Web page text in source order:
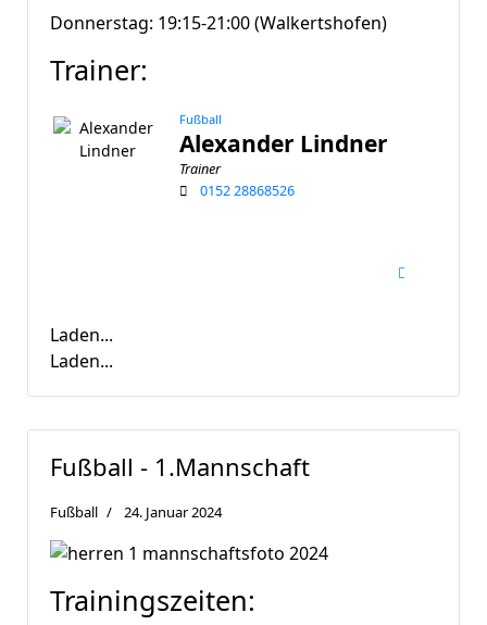
Donnerstag: 19:15-21:00 (Walkertshofen)
Trainer:
Fußball
Alexander Lindner
Trainer
0152 28868526
Laden...
Laden...
Fußball - 1.Mannschaft
Fußball 24. Januar 2024
Trainingszeiten: